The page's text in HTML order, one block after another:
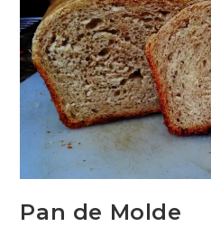
Pan de Molde